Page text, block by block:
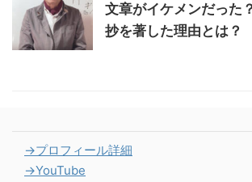
文章がイケメンだった
抄を著した理由とは？
→プロフィール詳細
→YouTube